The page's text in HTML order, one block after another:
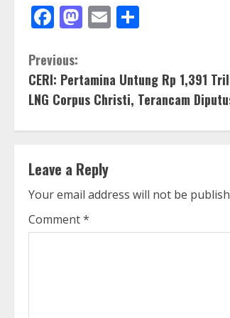
Facebook
Mastodon
Email
C
o
n
i
n
u
Previous:
CERI: Pertamina Untung Rp 1,391
LNG Corpus Christi, Terancam
Leave a Reply
Your email address will not be
Comment*